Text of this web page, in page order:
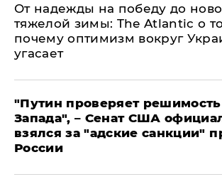
От надежды на победу до
тяжелой зимы: The Atlantic о
почему оптимизм вокруг
угасает
"Путин проверяет решимость
Запада", – Сенат США
взялся за "адские санкции"
России